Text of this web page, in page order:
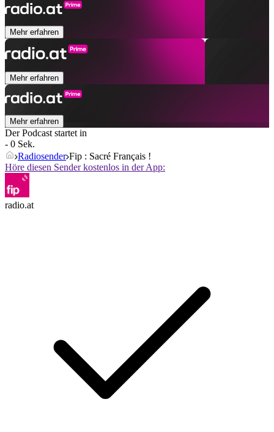
Mehr erfahren
Mehr erfahren
Mehr erfahren
Der Podcast startet in
- 0 Sek.
Radiosender Fip : Sacré Français !
Höre diesen Sender kostenlos in der App:
radio.at